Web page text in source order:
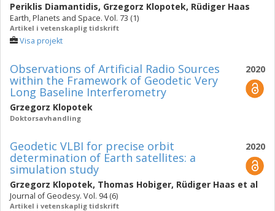
Periklis Diamantidis, Grzegorz Klopotek, Rüdiger Haas
Earth, Planets and Space. Vol. 73 (1)
Artikel i vetenskaplig tidskrift
Visa projekt
2020
Observations of Artificial Radio Sources
within the Framework of Geodetic Very
Long Baseline Interferometry
Grzegorz Klopotek
Doktorsavhandling
2020
Geodetic VLBI for precise orbit
determination of Earth satellites: a
simulation study
Grzegorz Klopotek, Thomas Hobiger, Rüdiger Haas et al
Journal of Geodesy. Vol. 94 (6)
Artikel i vetenskaplig tidskrift